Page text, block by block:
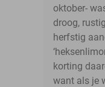
oktober-
droog,
herfstig
korting
want als je